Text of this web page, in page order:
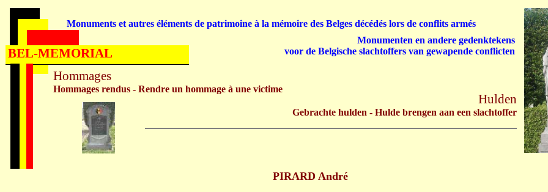
PIRARD André
Hommages
Hommages rendus - Rendre un hommage à une victime
Hulden
Gebrachte hulden - Hulde brengen aan een slachtoffer
Monuments et autres éléments de patrimoine à la mémoire des Belges décédés lors de conflits armés
Monumenten en andere gedenktekens
voor de Belgische slachtoffers van gewapende conflicten
BEL-MEMORIAL